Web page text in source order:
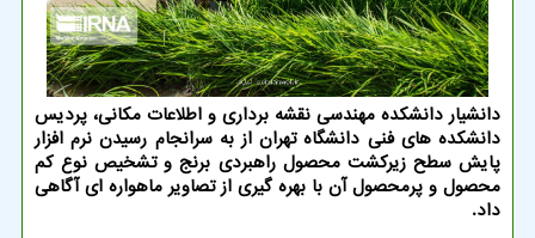
دانشیار دانشکده مهندسی نقشه برداری و اطلاعات مکانی، پردیس
دانشکده های فنی دانشگاه تهران از به سرانجام رسیدن نرم افزار
پایش سطح زیرکشت محصول راهبردی برنج و تشخیص نوع کم
محصول و پرمحصول آن با بهره گیری از تصاویر ماهواره ای آگاهی
داد.